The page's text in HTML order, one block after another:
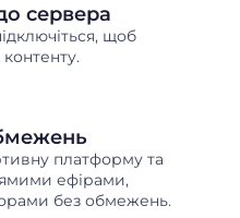
сервера
щоб
платформу та
ефірами,
без обмежень.